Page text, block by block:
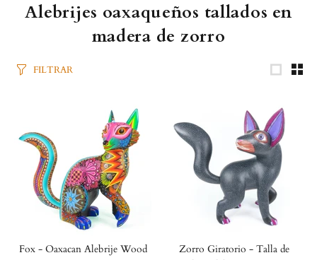
Alebrijes oaxaqueños tallados en
madera de zorro
FILTRAR
Fox - Oaxacan Alebrije Wood
Zorro Giratorio - Talla de